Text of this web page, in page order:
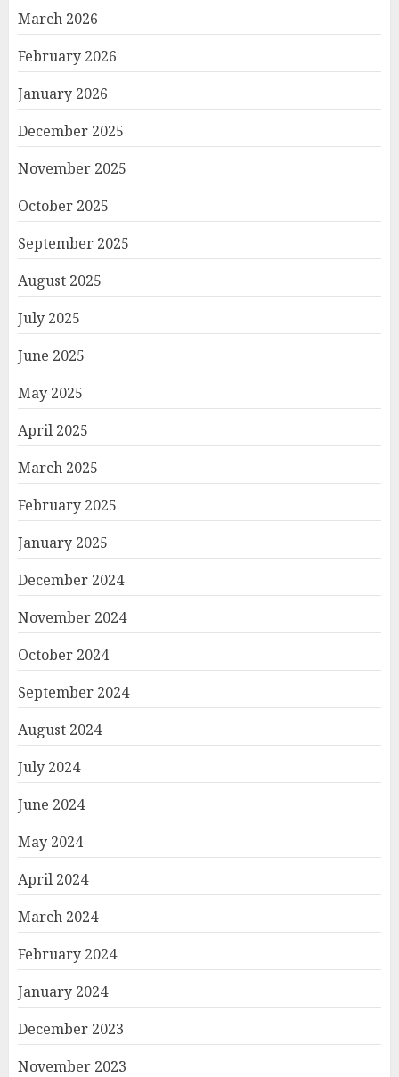
March 2026
February 2026
January 2026
December 2025
November 2025
October 2025
September 2025
August 2025
July 2025
June 2025
May 2025
April 2025
March 2025
February 2025
January 2025
December 2024
November 2024
October 2024
September 2024
August 2024
July 2024
June 2024
May 2024
April 2024
March 2024
February 2024
January 2024
December 2023
November 2023